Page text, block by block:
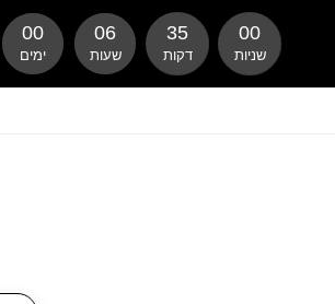
00
ימים
06
שעות
34
דקות
59
שניות